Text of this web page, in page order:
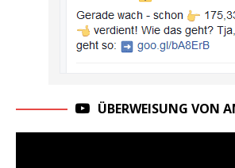
ÜBERWEISUNG VON